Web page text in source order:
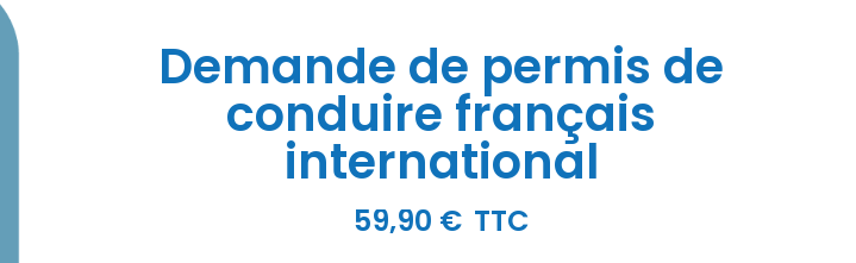
Demande de permis de
conduire français
international
59,90 € TTC